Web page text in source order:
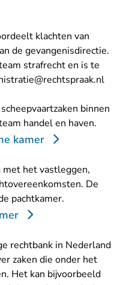
klachten van
de gevangenisdirectie.
strafrecht en is te
- U
binnen
handel en haven.
kamer
met het vastleggen,
De
pachtkamer.
rechtbank in Nederland
zaken die onder het
Het kan bijvoorbeeld